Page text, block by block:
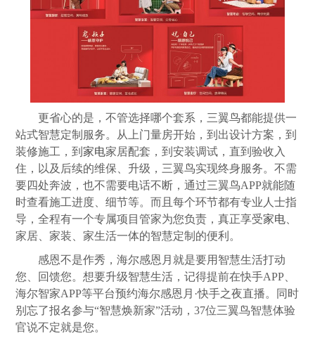
更省心的是，不管选择哪个套系，三翼鸟都能提供一
站式智慧定制服务。从上门量房开始，到出设计方案，到
装修施工，到 家电家居配套，到安装调试，直到验收入
住，以及后续的维保、升级，三翼鸟实现终身服务。不需
要四处奔波，也不需要电话不断，通过三翼鸟APP就能随
时查看施工进度、细节等。而且每个环节都有专业人士指
导，全程有一个专属项目管家为您负责，真正享受家电
家居、家装、家生活一体的智慧定制的便利。
感恩不是作秀，海尔感恩月就是要用智慧生活打动
您、回馈您。想要升级智慧生活，记得提前在快手APP、
海尔智家APP等平台预约海尔感恩月·快手之夜直播。同时
别忘了报名参与“智慧焕新家”活动，37位三翼鸟智慧体验
官说不定就是您。